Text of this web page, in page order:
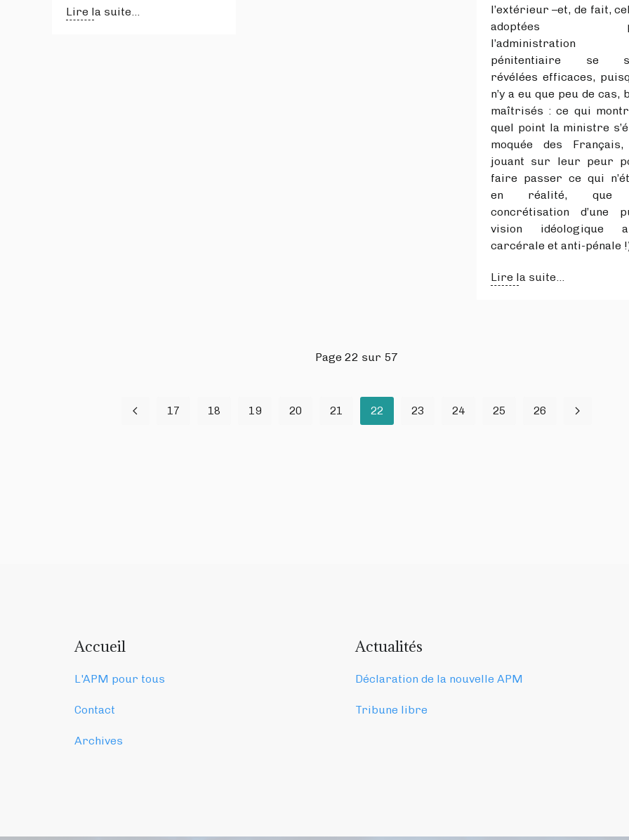
Lire la suite...
l’extérieur –et, de fait,
adoptées
l’administration
pénitentiaire se
révélées efficaces,
n’y a eu que peu de cas,
maîtrisés : ce qui
quel point la ministre
moquée des
jouant sur leur peur
faire passer ce qui
en réalité, que
concrétisation d’une
vision idéologique
carcérale et anti-pénale
Lire la suite...
Page 22 sur 57
17 18 19 20 21 22 23 24 25 26
Accueil
L'APM pour tous
Contact
Archives
Actualités
Déclaration de la nouvelle APM
Tribune libre